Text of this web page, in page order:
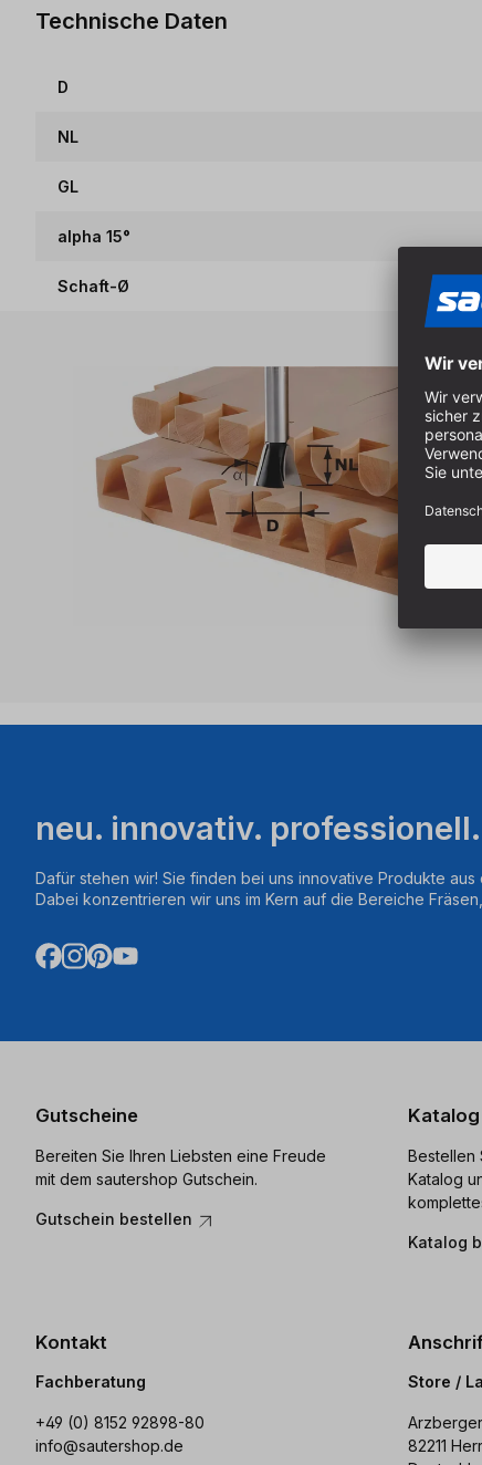
Technische Daten
D
NL
GL
alpha 15°
Schaft-Ø
neu. innovativ. professionell.
Dafür stehen wir! Sie finden bei uns innovative Produkte
Dabei konzentrieren wir uns im Kern auf die Bereiche
Gutscheine
Bereiten Sie Ihren Liebsten eine Freude
mit dem sautershop Gutschein.
Gutschein bestellen
Katalog
Bestellen
Katalog
Katalog
Kontakt
Fachberatung
+49 (0) 8152 92898-80
info@sautershop.de
Store /
82211